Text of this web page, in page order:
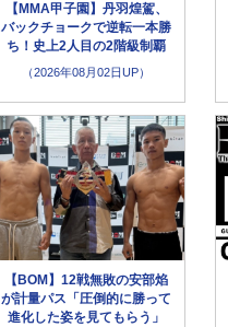
【MMA甲子園】丹羽煌駕、
バックチョークで逆転一本勝
ち！史上2人目の2階級制覇
（2026年08月02日UP）
【BOM】12戦無敗の安部焰
が計量パス「圧倒的に勝って
進化した姿を見てもらう」